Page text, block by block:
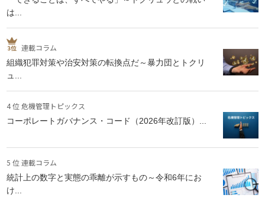
は...
連載コラム
組織犯罪対策や治安対策の転換点だ～暴力団とトクリ
ュ...
4 位 危機管理トピックス
コーポレートガバナンス・コード（2026年改訂版）...
5 位 連載コラム
統計上の数字と実態の乖離が示すもの～令和6年にお
け...